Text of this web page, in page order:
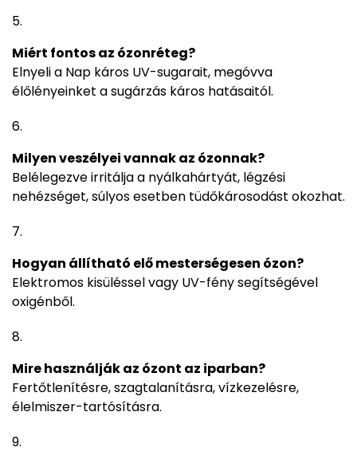
Miért fontos az ózonréteg?
Elnyeli a Nap káros UV-sugarait, megóvva
élőlényeinket a sugárzás káros hatásaitól.
Milyen veszélyei vannak az ózonnak?
Belélegezve irritálja a nyálkahártyát, légzési
nehézséget, súlyos esetben tüdőkárosodást okozhat.
Hogyan állítható elő mesterségesen ózon?
Elektromos kisüléssel vagy UV-fény segítségével
oxigénből.
Mire használják az ózont az iparban?
Fertőtlenítésre, szagtalanításra, vízkezelésre,
élelmiszer-tartósításra.